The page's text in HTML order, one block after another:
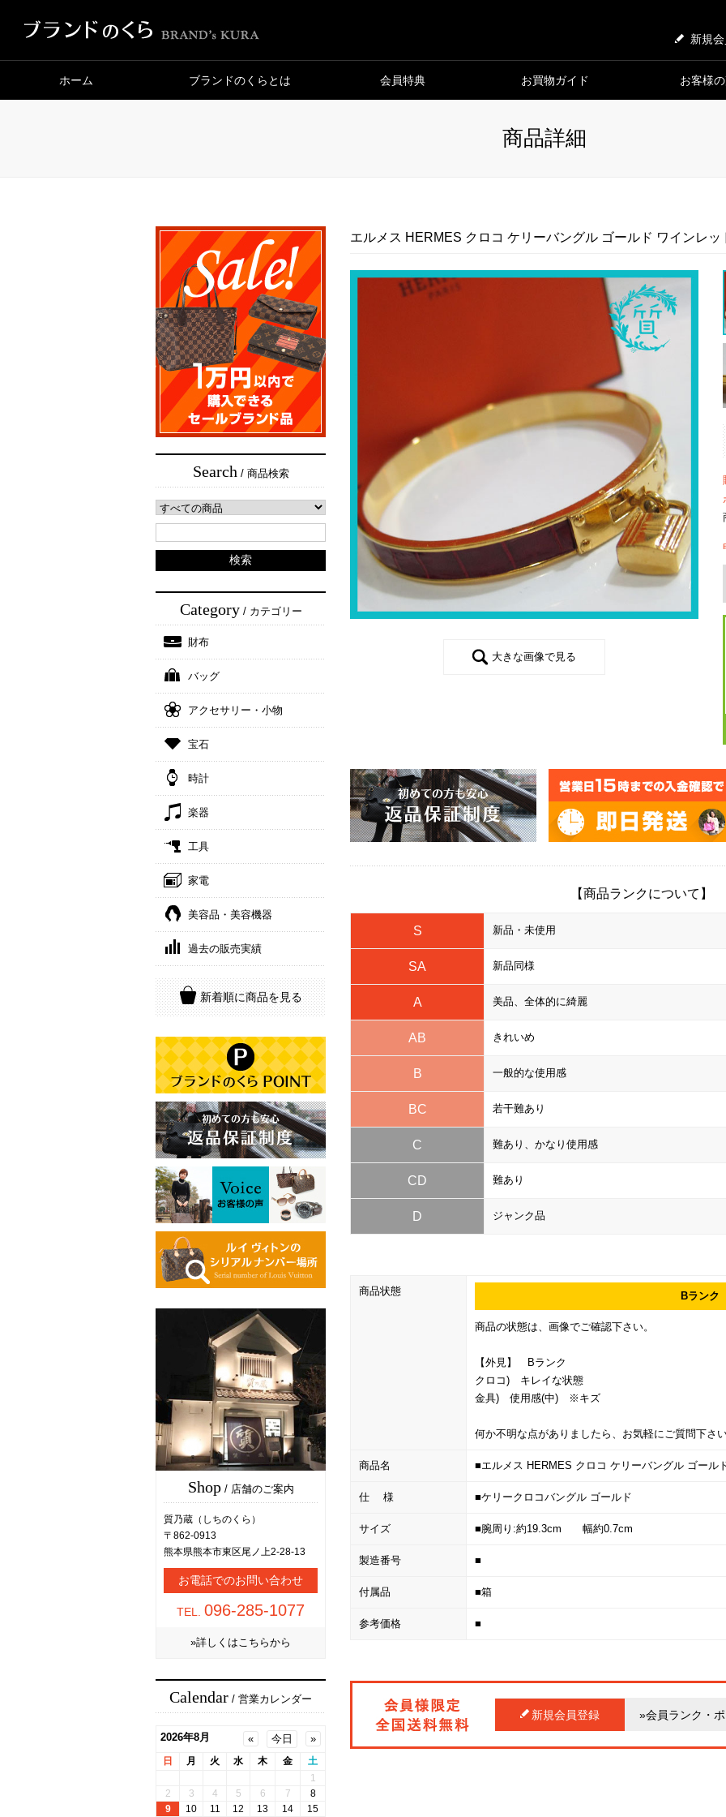
新規
ホーム ブランドのくらとは 会員特典 お買物ガイド お客様
商品詳細
Search/ 商品検索
Category/ カテゴリー
財布
バッグ
アクセサリー・小物
宝石
時計
楽器
工具
家電
美容品・美容機器
過去の販売実績
新着順に商品を見る
Shop/ 店舗のご案内
質乃蔵（しちのくら）
〒862-0913
熊本県熊本市東区尾ノ上2-28-13
お電話でのお問い合わせ
TEL. 096-285-1077
»詳しくはこちらから
Calendar / 営業カレンダー
エルメス HERMES クロコ ケリーバングル ゴールド ワインレ
大きな画像で見る
【商品ランクについて】
S 新品・未使用
SA 新品同様
A 美品、全体的に綺麗
AB きれいめ
B 一般的な使用感
BC 若干難あり
C 難あり、かなり使用感
CD 難あり
D ジャンク品
商品状態 Bランク
商品の状態は、画像でご確認下さい。
【外見】 Bランク
クロコ) キレイな状態
金具) 使用感(中) ※キズ
何か不明な点がありましたら、お気軽にご質問下さ
商品名 ■エルメス HERMES クロコ ケリーバングル ゴール
仕 様 ■ケリークロコバングル ゴールド
サイズ ■腕周り:約19.3cm 幅約0.7cm
製造番号 ■
付属品 ■箱
参考価格 ■
新規会員登録 »会員ランク・